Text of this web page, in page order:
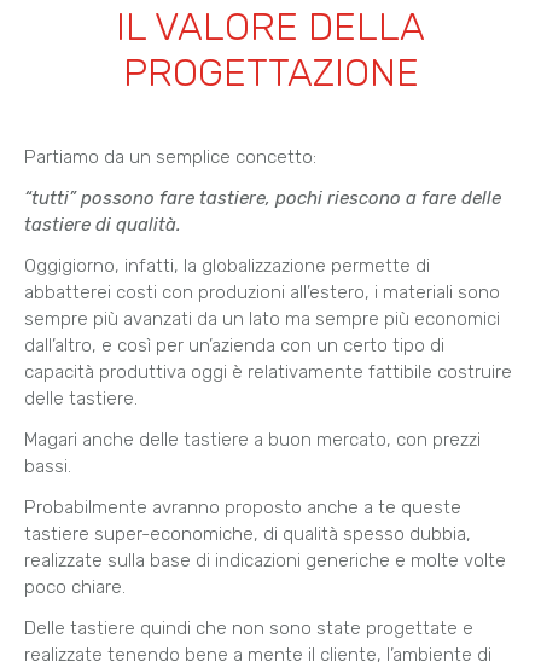
IL VALORE DELLA
PROGETTAZIONE
Partiamo da un semplice concetto:
“tutti” possono fare tastiere, pochi riescono a fare delle
tastiere di qualità.
Oggigiorno, infatti, la globalizzazione permette di
abbatterei costi con produzioni all’estero, i materiali sono
sempre più avanzati da un lato ma sempre più economici
dall’altro, e così per un’azienda con un certo tipo di
capacità produttiva oggi è relativamente fattibile costruire
delle tastiere.
Magari anche delle tastiere a buon mercato, con prezzi
bassi.
Probabilmente avranno proposto anche a te queste
tastiere super-economiche, di qualità spesso dubbia,
realizzate sulla base di indicazioni generiche e molte volte
poco chiare.
Delle tastiere quindi che non sono state progettate e
realizzate tenendo bene a mente il cliente, l’ambiente di